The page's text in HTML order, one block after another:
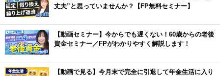
丈夫”と思っていませんか？【FP無料セミナー】
【動画セミナー】今からでも遅くない！60歳からの老後
資金セミナー／FPがわかりやすく解説します！
【動画で見る】今月末で完全に引退して年金生活に入り